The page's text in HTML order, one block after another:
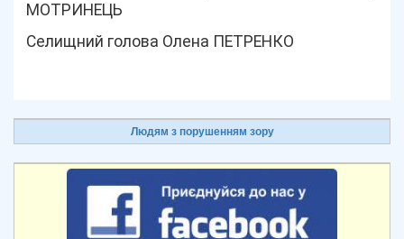
МОТРИНЕЦЬ
Селищний голова Олена ПЕТРЕНКО
Людям з порушенням зору